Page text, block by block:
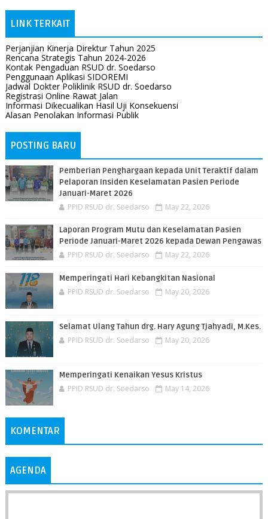
LINK TERKAIT
Perjanjian Kinerja Direktur Tahun 2025
Rencana Strategis Tahun 2024-2026
Kontak Pengaduan RSUD dr. Soedarso
Penggunaan Aplikasi SIDOREMI
Jadwal Dokter Poliklinik RSUD dr. Soedarso
Registrasi Online Rawat Jalan
Informasi Dikecualikan Hasil Uji Konsekuensi
Alasan Penolakan Informasi Publik
POSTING BARU
Pemberian Penghargaan kepada Unit Teraktif dalam
Pelaporan Insiden Keselamatan Pasien Periode
Januari-Maret 2026
PPID RSUD dr. Soedarso May 22, 2026
Laporan Program Mutu dan Keselamatan Pasien
Periode Januari-Maret 2026 kepada Dewan Pengawas
PPID RSUD dr. Soedarso May 22, 2026
Memperingati Hari Kebangkitan Nasional
PPID RSUD dr. Soedarso May 20, 2026
Selamat Ulang Tahun drg. Hary Agung Tjahyadi, M.Kes.
PPID RSUD dr. Soedarso May 20, 2026
Memperingati Kenaikan Yesus Kristus
PPID RSUD dr. Soedarso May 14, 2026
KOMENTAR
AGENDA